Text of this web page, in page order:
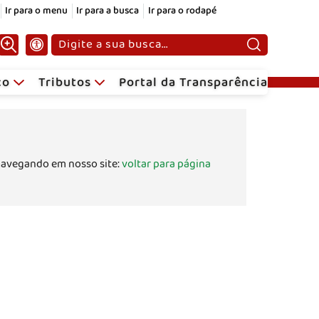
Ir para o menu Ir para a busca Ir para o rodapé
Pesquisar:
Tributos Portal da Transparência
em nosso site:voltar para página